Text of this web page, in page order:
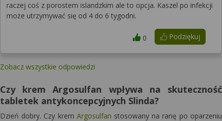
raczej coś z porostem islandzkim ale to opcja. Kaszel po infekcji
może utrzymywać się od 4 do 6 tygodni.
Podziękuj
0
Zobacz wszystkie odpowiedzi
Czy krem Argosulfan wpływa na skuteczność
tabletek antykoncepcyjnych Slinda?
Dzień dobry. Czy krem Argosulfan stosowany na ranę po oparzeniu